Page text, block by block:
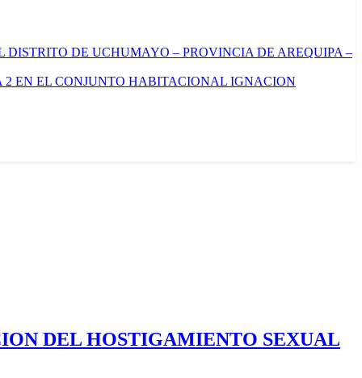
DISTRITO DE UCHUMAYO – PROVINCIA DE AREQUIPA –
EN EL CONJUNTO HABITACIONAL IGNACION
DEL HOSTIGAMIENTO SEXUAL